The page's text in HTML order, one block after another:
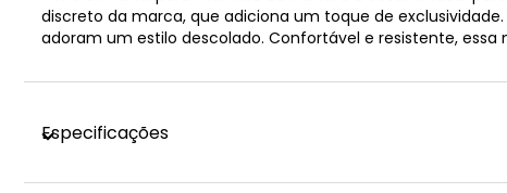
discreto da marca, que adiciona um toque de
adoram um estilo descolado. Confortável e resistente,
Especificações